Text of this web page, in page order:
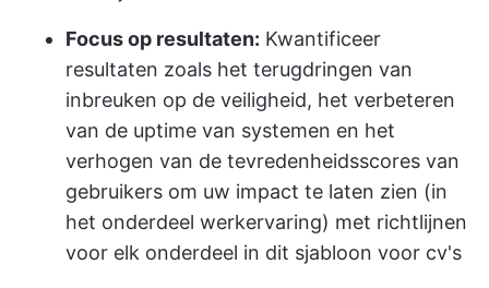
Focus op resultaten: Kwantificeer
resultaten zoals het terugdringen van
inbreuken op de veiligheid, het verbeteren
van de uptime van systemen en het
verhogen van de tevredenheidsscores van
gebruikers om uw impact te laten zien (in
het onderdeel werkervaring) met richtlijnen
voor elk onderdeel in dit sjabloon voor cv's